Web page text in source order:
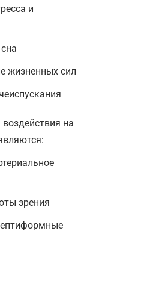
и
жизненных сил
на
зрения